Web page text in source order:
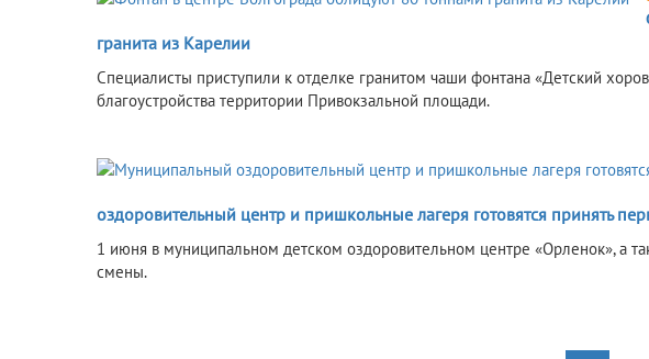
гранита из Карелии
Специалисты приступили к отделке гранитом чаши фонтана «Детский
благоустройства территории Привокзальной площади.
оздоровительный центр и пришкольные лагеря готовятся принять
1 июня в муниципальном детском оздоровительном центре «Орленок», а
смены.